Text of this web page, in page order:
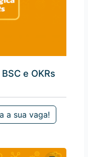
e OKRs
a sua vaga!